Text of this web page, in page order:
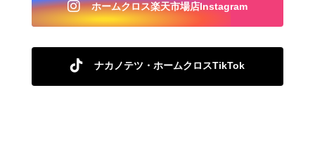
ホームクロス楽天市場店Instagram
ナカノテツ・ホームクロスTikTok